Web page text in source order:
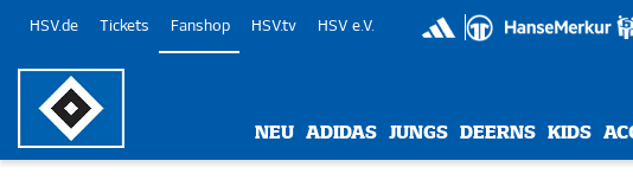
HSV.de Tickets Fanshop HSV.tv HSV e.V.
NEU ADIDAS JUNGS DEERNS KIDS